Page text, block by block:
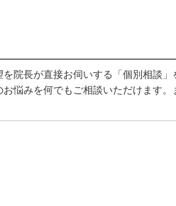
院長が直接お伺いする「個別相談」
悩みを何でもご相談いただけます